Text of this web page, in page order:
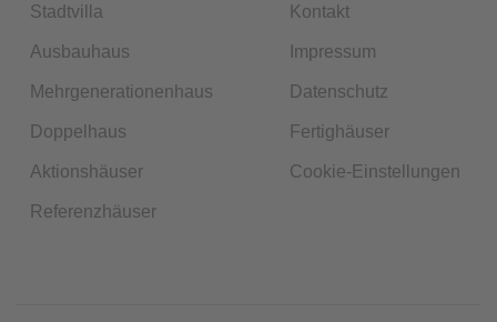
Stadtvilla
Ausbauhaus
Mehrgenerationenhaus
Doppelhaus
Aktionshäuser
Referenzhäuser
Kontakt
Impressum
Datenschutz
Fertighäuser
Cookie-Einstellungen